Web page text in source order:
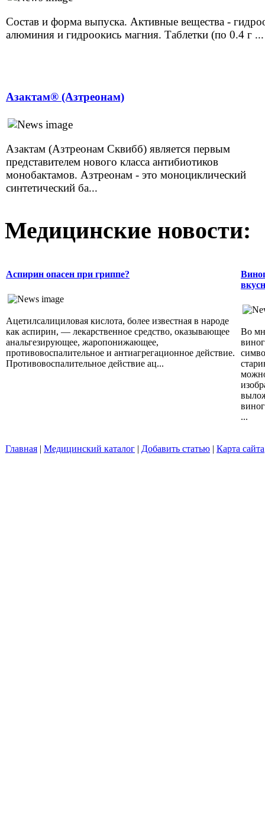
Состав и форма выпуска. Активные вещества -
алюминия и гидроокись магния. Таблетки (по 0.4 г ...
Азактам® (Азтреонам)
Азактам (Азтреонам Сквибб) является первым
представителем нового класса антибиотиков
монобактамов. Азтреонам - это моноциклический
синтетический ба...
Медицинские новости:
Аспирин опасен при гриппе?
Ацетилсалициловая кислота, более известная в народе
как аспирин, — лекарственное средство, оказывающее
анальгезирующее, жаропонижающее,
противовоспалительное и антиагрегационное действие.
Противовоспалительное действие ац...
Во
...
Главная | Медицинский каталог | Добавить статью | Карта сайта